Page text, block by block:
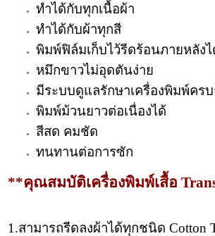
ทำได้กับทุกเนื้อผ้า
ทำได้กับผ้าทุกสี
พิมพ์ฟิล์มเก็บไว้รีดร้อนภายหลังไ
หมึกขาวไม่อุดตันง่าย
มีระบบดูแลรักษาเครื่องพิมพ์คร
พิมพ์ม้วนยาวต่อเนื่องได้
สีสด คมชัด
ทนทานต่อการซัก
**คุณสมบัติเครื่องพิมพ์เสื้อ
1.สามารถรีดลงผ้าได้ทุกชนิด Cotton